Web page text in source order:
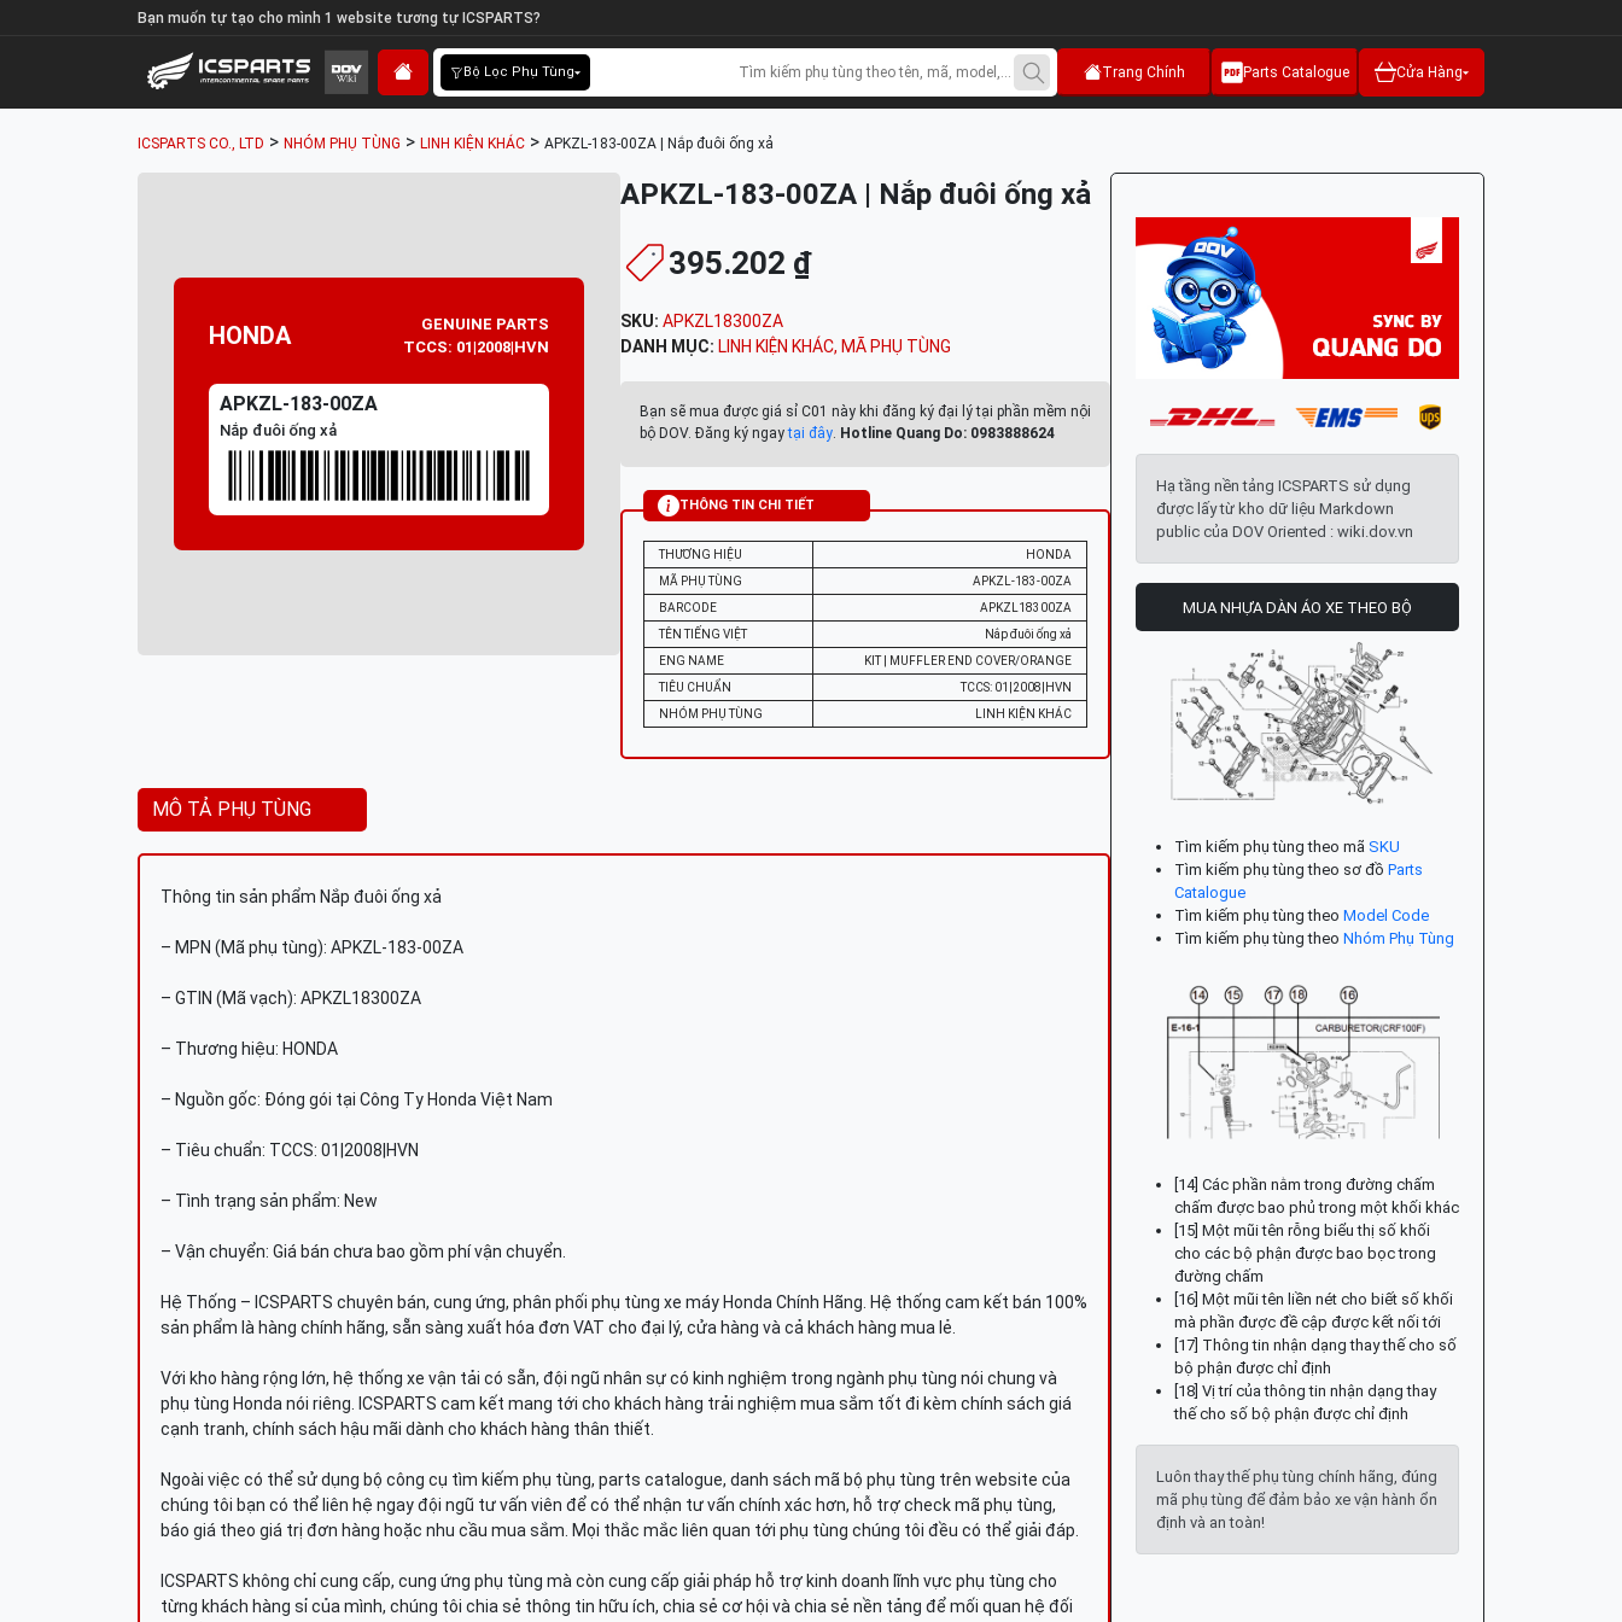
Bạn muốn tự tạo cho mình 1 website tương tự ICSPARTS?
Bộ Lọc Phụ Tùng Trang Chính Parts Catalogue Cửa Hàng
ICSPARTS CO., LTD > NHÓM PHỤ TÙNG > LINH KIỆN KHÁC > APKZL-183-00ZA | Nắp đuôi ống xả
HONDA
GENUINE PARTS
TCCS: 01|2008|HVN
APKZL-183-00ZA
Nắp đuôi ống xả
APKZL-183-00ZA | Nắp đuôi ống xả
395.202 ₫
SKU: APKZL18300ZA
DANH MỤC: LINH KIỆN KHÁC, MÃ PHỤ TÙNG
Bạn sẽ mua được giá sỉ C01 này khi đăng ký đại lý tại phần mềm nội
bộ DOV. Đăng ký ngaytại đây. Hotline Quang Do: 0983888624
THÔNG TIN CHI TIẾT
THƯƠNG HIỆU
HONDA
MÃ PHỤ TÙNG
APKZL-183-00ZA
BARCODE
APKZL18300ZA
TÊN TIẾNG VIỆT
Nắp đuôi ống xả
ENG NAME
KIT | MUFFLER END COVER/ORANGE
TIÊU CHUẨN
TCCS: 01|2008|HVN
NHÓM PHỤ TÙNG
LINH KIỆN KHÁC
MÔ TẢ PHỤ TÙNG
Thông tin sản phẩm Nắp đuôi ống xả
– MPN (Mã phụ tùng): APKZL-183-00ZA
– GTIN (Mã vạch): APKZL18300ZA
– Thương hiệu: HONDA
– Nguồn gốc: Đóng gói tại Công Ty Honda Việt Nam
– Tiêu chuẩn: TCCS: 01|2008|HVN
– Tình trạng sản phẩm: New
– Vận chuyển: Giá bán chưa bao gồm phí vận chuyển.
Hệ Thống – ICSPARTS chuyên bán, cung ứng, phân phối phụ tùng xe máy Honda Chính Hãng. Hệ thống cam kết bán 100%
sản phẩm là hàng chính hãng, sẵn sàng xuất hóa đơn VAT cho đại lý, cửa hàng và cả khách hàng mua lẻ.
Với kho hàng rộng lớn, hệ thống xe vận tải có sẵn, đội ngũ nhân sự có kinh nghiệm trong ngành phụ tùng nói chung và
phụ tùng Honda nói riêng. ICSPARTS cam kết mang tới cho khách hàng trải nghiệm mua sắm tốt đi kèm chính sách giá
cạnh tranh, chính sách hậu mãi dành cho khách hàng thân thiết.
Ngoài việc có thể sử dụng bộ công cụ tìm kiếm phụ tùng, parts catalogue, danh sách mã bộ phụ tùng trên website của
chúng tôi bạn có thể liên hệ ngay đội ngũ tư vấn viên để có thể nhận tư vấn chính xác hơn, hỗ trợ check mã phụ tùng,
báo giá theo giá trị đơn hàng hoặc nhu cầu mua sắm. Mọi thắc mắc liên quan tới phụ tùng chúng tôi đều có thể giải đáp.
ICSPARTS không chỉ cung cấp, cung ứng phụ tùng mà còn cung cấp giải pháp hỗ trợ kinh doanh lĩnh vực phụ tùng cho
từng khách hàng sỉ của mình, chúng tôi chia sẻ thông tin hữu ích, chia sẻ cơ hội và chia sẻ nền tảng để mối quan hệ đối
Hạ tầng nền tảng ICSPARTS sử dụng
được lấy từ kho dữ liệu Markdown
public của DOV Oriented : wiki.dov.vn
MUA NHỰA DÀN ÁO XE THEO BỘ
Tìm kiếm phụ tùng theo mã SKU
Tìm kiếm phụ tùng theo sơ đồ Parts
Catalogue
Tìm kiếm phụ tùng theo Model Code
Tìm kiếm phụ tùng theo Nhóm Phụ Tùng
[14] Các phần nằm trong đường chấm
chấm được bao phủ trong một khối khác
[15] Một mũi tên rỗng biểu thị số khối
cho các bộ phận được bao bọc trong
đường chấm
[16] Một mũi tên liền nét cho biết số khối
mà phần được đề cập được kết nối tới
[17] Thông tin nhận dạng thay thế cho số
bộ phận được chỉ định
[18] Vị trí của thông tin nhận dạng thay
thế cho số bộ phận được chỉ định
Luôn thay thế phụ tùng chính hãng, đúng
mã phụ tùng để đảm bảo xe vận hành ổn
định và an toàn!